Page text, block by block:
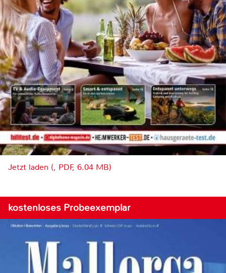
Jetzt laden (, PDF, 6.04 MB)
kostenloses Probeexemplar